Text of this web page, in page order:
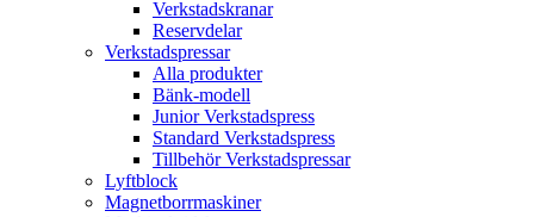
Verkstadskranar
Reservdelar
Verkstadspressar
Alla produkter
Bänk-modell
Junior Verkstadspress
Standard Verkstadspress
Tillbehör Verkstadspressar
Lyftblock
Magnetborrmaskiner